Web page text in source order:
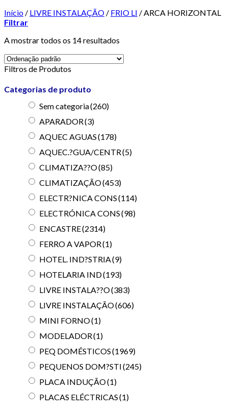
Início / LIVRE INSTALAÇÃO / FRIO LI /ARCA HORIZONTAL
Filtrar
A mostrar todos os 14 resultados
Filtros de Produtos
Categorias de produto
Sem categoria(260)
APARADOR(3)
AQUEC AGUAS(178)
AQUEC.?GUA/CENTR(5)
CLIMATIZA??O(85)
CLIMATIZAÇÃO(453)
ELECTR?NICA CONS(114)
ELECTRÓNICA CONS(98)
ENCASTRE(2314)
FERRO A VAPOR(1)
HOTEL. IND?STRIA(9)
HOTELARIA IND(193)
LIVRE INSTALA??O(383)
LIVRE INSTALAÇÃO(606)
MINI FORNO(1)
MODELADOR(1)
PEQ DOMÉSTICOS(1969)
PEQUENOS DOM?STI(245)
PLACA INDUÇÃO(1)
PLACAS ELÉCTRICAS(1)